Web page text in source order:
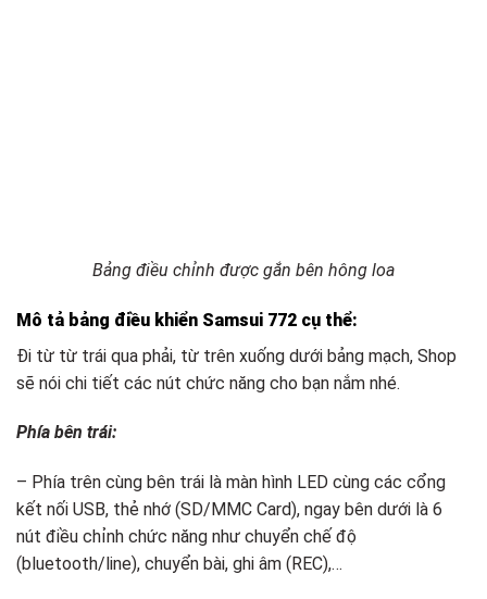
Bảng điều chỉnh được gắn bên hông loa
Mô tả bảng điều khiển Samsui 772 cụ thể:
Đi từ từ trái qua phải, từ trên xuống dưới bảng mạch, Shop
sẽ nói chi tiết các nút chức năng cho bạn nắm nhé.
Phía bên trái:
– Phía trên cùng bên trái là màn hình LED cùng các cổng
kết nối USB, thẻ nhớ (SD/MMC Card), ngay bên dưới là 6
nút điều chỉnh chức năng như chuyển chế độ
(bluetooth/line), chuyển bài, ghi âm (REC),…